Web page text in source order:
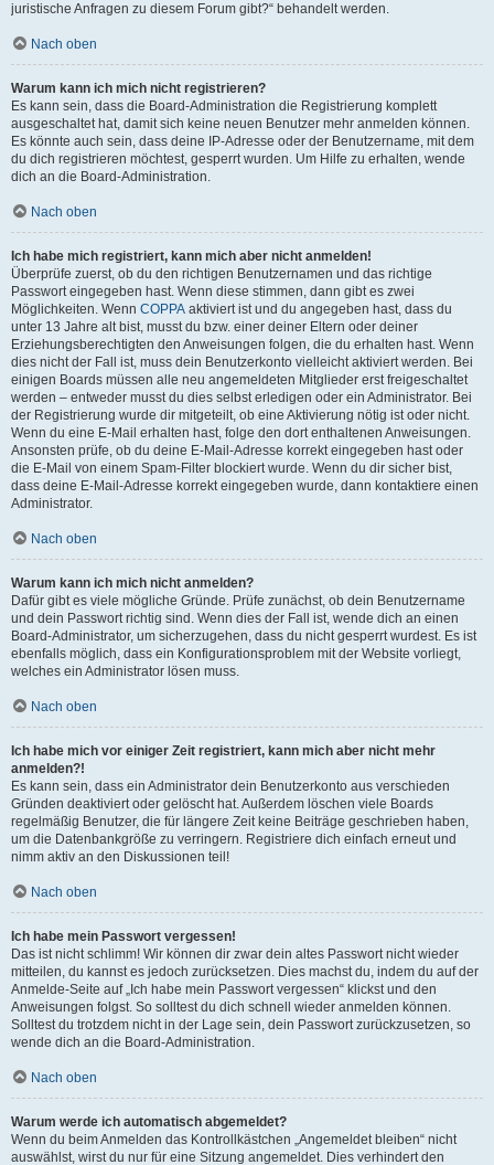
juristische Anfragen zu diesem Forum gibt?“ behandelt werden.
Nach oben
Warum kann ich mich nicht registrieren?
Es kann sein, dass die Board-Administration die Registrierung komplett
ausgeschaltet hat, damit sich keine neuen Benutzer mehr anmelden können.
Es könnte auch sein, dass deine IP-Adresse oder der Benutzername, mit dem
du dich registrieren möchtest, gesperrt wurden. Um Hilfe zu erhalten, wende
dich an die Board-Administration.
Nach oben
Ich habe mich registriert, kann mich aber nicht anmelden!
Überprüfe zuerst, ob du den richtigen Benutzernamen und das richtige
Passwort eingegeben hast. Wenn diese stimmen, dann gibt es zwei
Möglichkeiten. Wenn COPPA aktiviert ist und du angegeben hast, dass du
unter 13 Jahre alt bist, musst du bzw. einer deiner Eltern oder deiner
Erziehungsberechtigten den Anweisungen folgen, die du erhalten hast. Wenn
dies nicht der Fall ist, muss dein Benutzerkonto vielleicht aktiviert werden. Bei
einigen Boards müssen alle neu angemeldeten Mitglieder erst freigeschaltet
werden – entweder musst du dies selbst erledigen oder ein Administrator. Bei
der Registrierung wurde dir mitgeteilt, ob eine Aktivierung nötig ist oder nicht.
Wenn du eine E-Mail erhalten hast, folge den dort enthaltenen Anweisungen.
Ansonsten prüfe, ob du deine E-Mail-Adresse korrekt eingegeben hast oder
die E-Mail von einem Spam-Filter blockiert wurde. Wenn du dir sicher bist,
dass deine E-Mail-Adresse korrekt eingegeben wurde, dann kontaktiere einen
Administrator.
Nach oben
Warum kann ich mich nicht anmelden?
Dafür gibt es viele mögliche Gründe. Prüfe zunächst, ob dein Benutzername
und dein Passwort richtig sind. Wenn dies der Fall ist, wende dich an einen
Board-Administrator, um sicherzugehen, dass du nicht gesperrt wurdest. Es ist
ebenfalls möglich, dass ein Konfigurationsproblem mit der Website vorliegt,
welches ein Administrator lösen muss.
Nach oben
Ich habe mich vor einiger Zeit registriert, kann mich aber nicht mehr
anmelden?!
Es kann sein, dass ein Administrator dein Benutzerkonto aus verschieden
Gründen deaktiviert oder gelöscht hat. Außerdem löschen viele Boards
regelmäßig Benutzer, die für längere Zeit keine Beiträge geschrieben haben,
um die Datenbankgröße zu verringern. Registriere dich einfach erneut und
nimm aktiv an den Diskussionen teil!
Nach oben
Ich habe mein Passwort vergessen!
Das ist nicht schlimm! Wir können dir zwar dein altes Passwort nicht wieder
mitteilen, du kannst es jedoch zurücksetzen. Dies machst du, indem du auf der
Anmelde-Seite auf „Ich habe mein Passwort vergessen“ klickst und den
Anweisungen folgst. So solltest du dich schnell wieder anmelden können.
Solltest du trotzdem nicht in der Lage sein, dein Passwort zurückzusetzen, so
wende dich an die Board-Administration.
Nach oben
Warum werde ich automatisch abgemeldet?
Wenn du beim Anmelden das Kontrollkästchen „Angemeldet bleiben“ nicht
auswählst, wirst du nur für eine Sitzung angemeldet. Dies verhindert den